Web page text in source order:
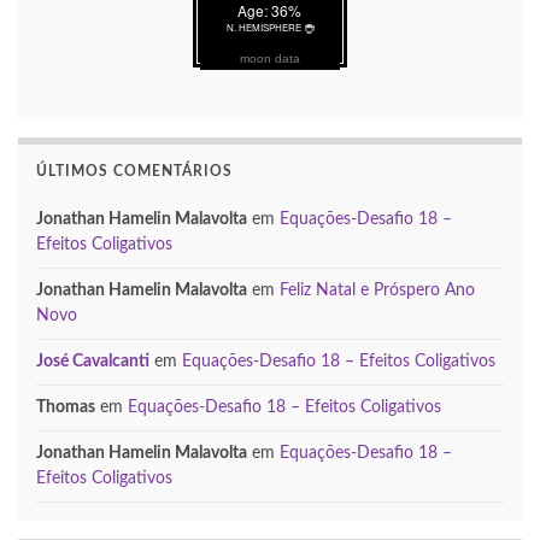
moon data
ÚLTIMOS COMENTÁRIOS
Jonathan Hamelin Malavolta em Equações-Desafio 18 –
Efeitos Coligativos
Jonathan Hamelin Malavolta em Feliz Natal e Próspero Ano
Novo
José Cavalcanti em Equações-Desafio 18 – Efeitos Coligativos
Thomas em Equações-Desafio 18 – Efeitos Coligativos
Jonathan Hamelin Malavolta em Equações-Desafio 18 –
Efeitos Coligativos